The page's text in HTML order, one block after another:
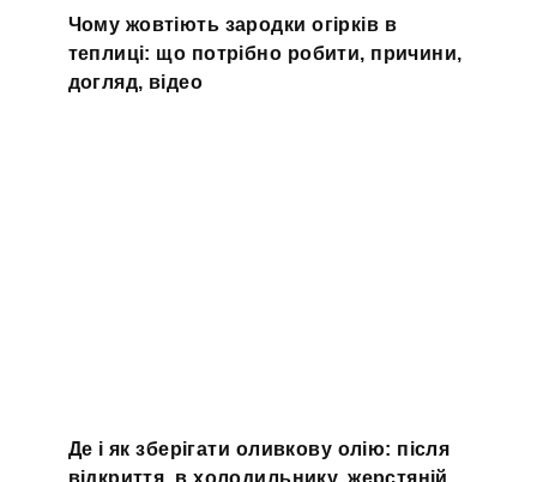
Чому жовтіють зародки огірків в
теплиці: що потрібно робити, причини,
догляд, відео
Де і як зберігати оливкову олію: після
відкриття, в холодильнику, жерстяній